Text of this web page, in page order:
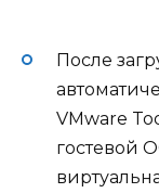
После
VMware
гостевой